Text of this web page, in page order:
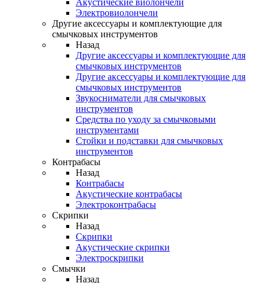
Акустические виолончели
Электровиолончели
Другие аксессуары и комплектующие для
смычковых инструментов
Назад
Другие аксессуары и комплектующие для
смычковых инструментов
Другие аксессуары и комплектующие для
смычковых инструментов
Звукосниматели для смычковых
инструментов
Средства по уходу за смычковыми
инструментами
Стойки и подставки для смычковых
инструментов
Контрабасы
Назад
Контрабасы
Акустические контрабасы
Электроконтрабасы
Скрипки
Назад
Скрипки
Акустические скрипки
Электроскрипки
Смычки
Назад